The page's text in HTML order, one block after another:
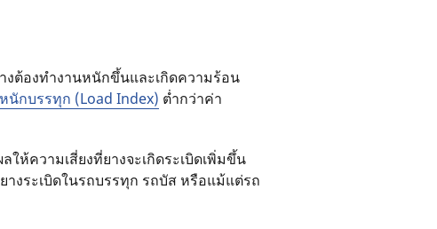
งต้องทำงานหนักขึ้นและเกิดความร้อน
นักบรรทุก (Load Index) ต่ำกว่าค่า
ความเสี่ยงที่ยางจะเกิดระเบิดเพิ่มขึ้น
งระเบิดในรถบรรทุก รถบัส หรือแม้แต่รถ